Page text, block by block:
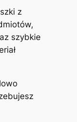
z
szybkie